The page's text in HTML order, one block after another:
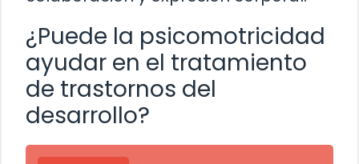
¿Puede la psicomotricidad
ayudar en el tratamiento
de trastornos del
desarrollo?